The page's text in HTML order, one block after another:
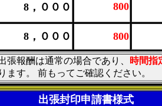
8，０００ 800
8，０００ 800
報酬は通常の場合であり、
時間指
ます。 前もってご確認ください。
出張封印申請書様式